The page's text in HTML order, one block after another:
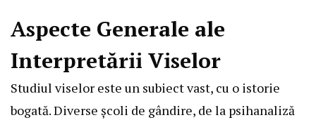
Aspecte Generale ale
Interpretării Viselor
Studiul viselor este un subiect vast, cu o istorie
bogată. Diverse școli de gândire, de la psihanaliză